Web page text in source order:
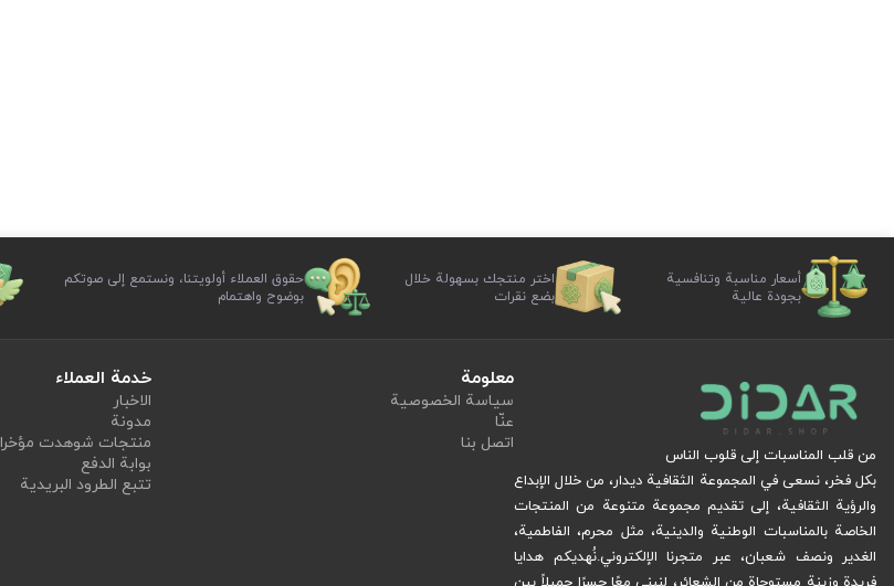
أسعار مناسبة وتنافسية
بجودة عالية
اختر منتجك بسهولة خلال
بضع نقرات
حقوق العملاء أولويتنا، ونستمع إلى صوتكم
بوضوح واهتمام
من قلب المناسبات إلى قلوب الناس
بكل فخر، نسعى في المجموعة الثقافية ديدار، من خلال الإبداع
والرؤية الثقافية، إلى تقديم مجموعة متنوعة من المنتجات
الخاصة بالمناسبات الوطنية والدينية، مثل محرم، الفاطمية،
الغدير ونصف شعبان، عبر متجرنا الإلكتروني.نُهديكم هدايا
معلومة
سياسة الخصوصية
عنّا
اتصل بنا
خدمة العملاء
الاخبار
مدونة
منتجات شوهدت مؤخرا
بوابة الدفع
تتبع الطرود البريدية